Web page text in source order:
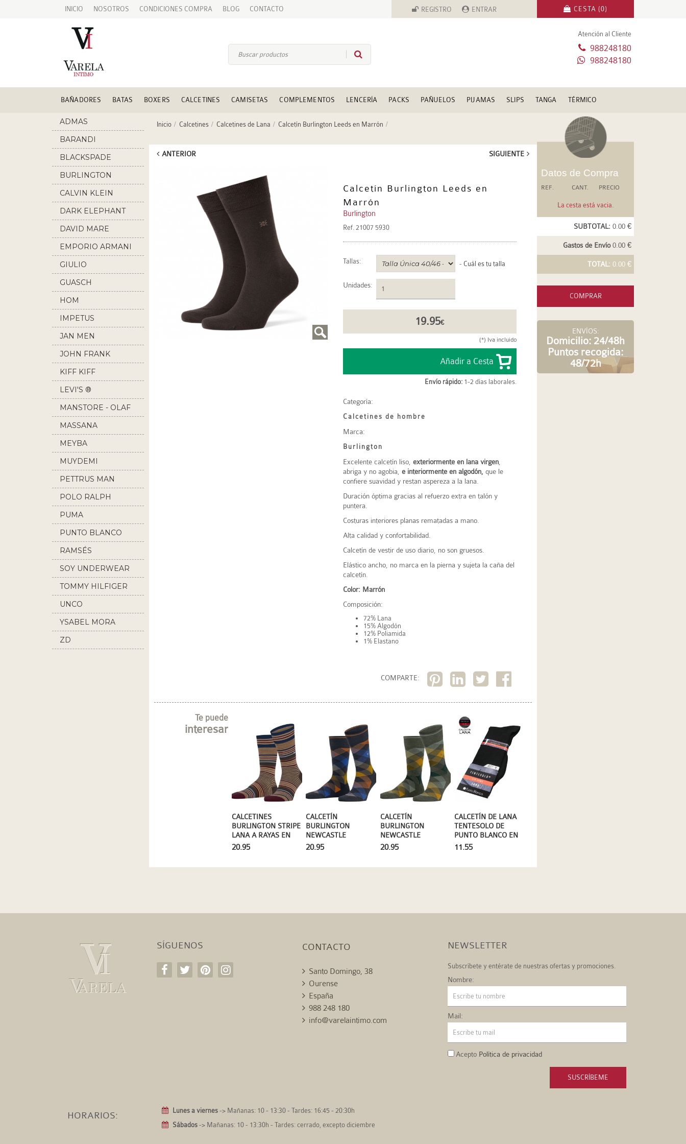
INICIO NOSOTROS CONDICIONES COMPRA BLOG CONTACTO REGISTRO ENTRAR CESTA (0)
Atención al Cliente
988248180
988248180
BAÑADORES BATAS BOXERS CALCETINES CAMISETAS COMPLEMENTOS LENCERÍA PACKS PAÑUELOS PIJAMAS SLIPS TANGA TÉRMICO
ADMAS
BARANDI
BLACKSPADE
BURLINGTON
CALVIN KLEIN
DARK ELEPHANT
DAVID MARE
EMPORIO ARMANI
GIULIO
GUASCH
HOM
IMPETUS
JAN MEN
JOHN FRANK
KIFF KIFF
LEVI'S ®
MANSTORE - OLAF
BENZ
MASSANA
MEYBA
MUYDEMI
PETTRUS MAN
POLO RALPH
LAUREN
PUMA
PUNTO BLANCO
RAMSÉS
SOY UNDERWEAR
TOMMY HILFIGER
UNCO
YSABEL MORA
ZD
Inicio Calcetines Calcetines de Lana Calcetín Burlington Leeds en Marrón
ANTERIOR SIGUIENTE
Calcetín Burlington Leeds en
Marrón
Burlington
Ref. 21007 5930
Tallas: - Cuál es tu talla
Unidades:
19.95€
(*) Iva incluido
Envío rápido: 1-2 días laborales.
Categoría:
Calcetines de hombre
Marca:
Burlington
Excelente calcetín liso, exteriormente en lana virgen
abriga y no agobia, e interiormente en algodón, que le
confiere suavidad y restan aspereza a la lana.
Duración óptima gracias al refuerzo extra en talón y
puntera.
Costuras interiores planas rematadas a mano.
Alta calidad y confortabilidad.
Calcetín de vestir de uso diario, no son gruesos.
Elástico ancho, no marca en la pierna y sujeta la caña del
calcetín.
Color: Marrón
Composición:
72% Lana
15% Algodón
12% Poliamida
1% Elastano
COMPARTE:
CALCETÍN DE LANA
TENTESOLO DE
PUNTO BLANCO EN
NEGRO
11.55
CALCETÍN
BURLINGTON
NEWCASTLE
MELANGE DE LANA
20.95
CALCETÍN
BURLINGTON
NEWCASTLE
MELANGE DE LANA
20.95
CALCETINES
BURLINGTON STRIPE
LANA A RAYAS EN
BEIGE
20.95
Te puede
interesar
Datos de Compra
REF. CANT. PRECIO
La cesta está vacia.
SUBTOTAL: 0.00 €
Gastos de Envío0.00 €
TOTAL: 0.00 €
COMPRAR
ENVÍOS:
Domicilio: 24/48h
Puntos recogida:
48/72h
SÍGUENOS CONTACTO
Santo Domingo, 38
Ourense
España
988 248 180
info@varelaintimo.com
NEWSLETTER
Subscríbete y entérate de nuestras ofertas y promociones.
Nombre:
Mail:
Acepto Política de privacidad
SUSCRÍBEME
HORARIOS: Lunes a viernes -> Mañanas: 10 - 13:30 - Tardes: 16:45 - 20:30h
Sábados -> Mañanas: 10 - 13:30h - Tardes: cerrado, excepto diciembre